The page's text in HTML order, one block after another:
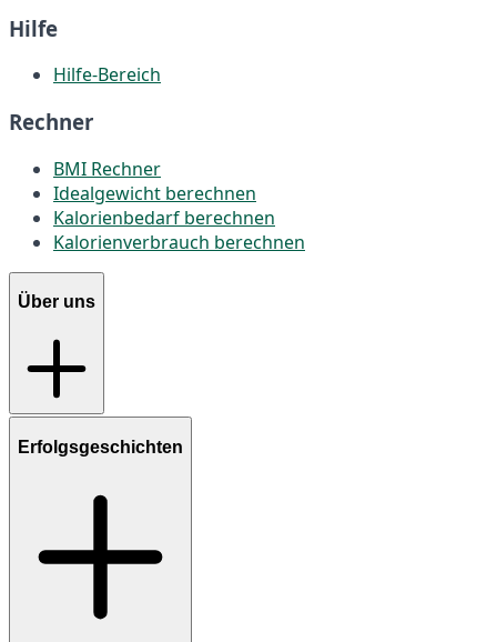
Hilfe
Hilfe-Bereich
Rechner
BMI Rechner
Idealgewicht berechnen
Kalorienbedarf berechnen
Kalorienverbrauch berechnen
Über uns
Erfolgsgeschichten